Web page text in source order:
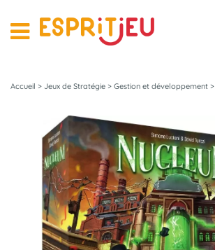
Accueil > Jeux de Stratégie > Gestion et développement >